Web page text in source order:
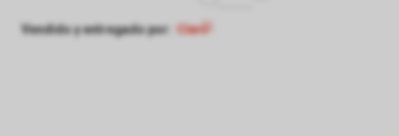
Vendido y entregado por: